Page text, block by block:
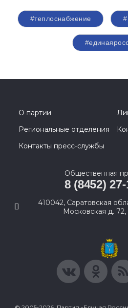
#теплоснабжение
О партии
Региональные отделения
Контакты пресс-службы
Общественная
8 (8452)
410042, Саратовская
Московская д.